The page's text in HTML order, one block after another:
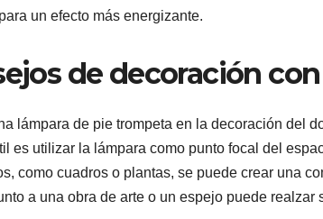
un efecto más energizante.
de decoración
lámpara de pie trompeta en la decoración del
es utilizar la lámpara como punto focal del
como cuadros o plantas, se puede crear una
a una obra de arte o un espejo puede